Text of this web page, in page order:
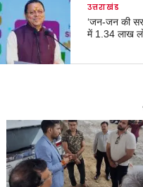
उत्तराखंड
‘जन-जन की
में 1.34 लाख